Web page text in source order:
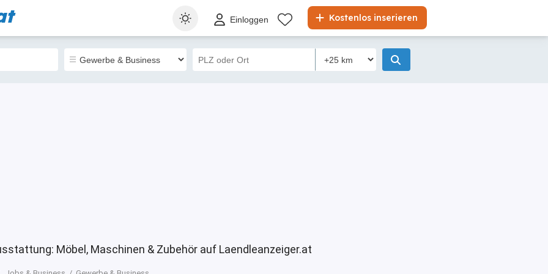
Kostenlos inserieren
Einloggen
Möbel, Maschinen & Zubehör auf Laendleanzeiger.at